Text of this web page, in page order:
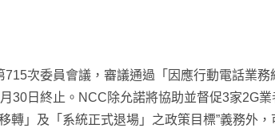
次委員會議，審議通過「因應行動電話業
30日終止。NCC除允諾將協助並督促3家2G業
轉」及「系統正式退場」之政策目標”義務外